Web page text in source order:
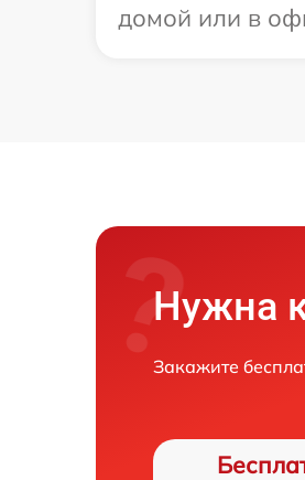
домой или в
Нужна
Закажите